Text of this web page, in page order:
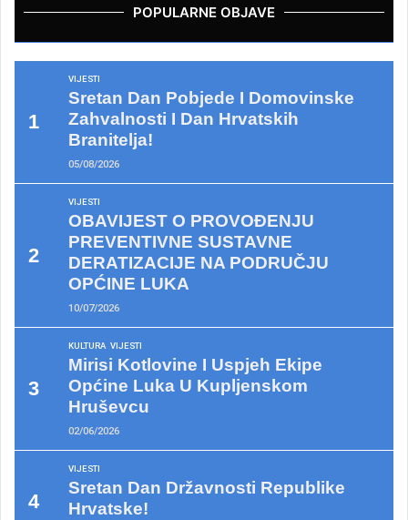
POPULARNE OBJAVE
VIJESTI
Sretan Dan Pobjede I Domovinske
Zahvalnosti I Dan Hrvatskih
Branitelja!
05/08/2026
VIJESTI
OBAVIJEST O PROVOĐENJU
PREVENTIVNE SUSTAVNE
DERATIZACIJE NA PODRUČJU
OPĆINE LUKA
10/07/2026
KULTURA VIJESTI
Mirisi Kotlovine I Uspjeh Ekipe
Općine Luka U Kupljenskom
Hruševcu
02/06/2026
VIJESTI
Sretan Dan Državnosti Republike
Hrvatske!